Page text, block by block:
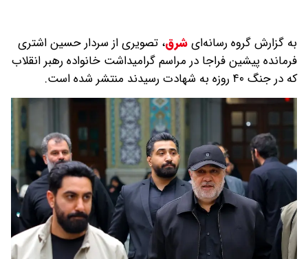
به گزارش گروه رسانه‌ایشرق، تصویری از سردار حسین اشتری
فرمانده پیشین فراجا در مراسم گرامیداشت خانواده رهبر انقلاب
که در جنگ ۴۰ روزه به شهادت رسیدند منتشر شده است.